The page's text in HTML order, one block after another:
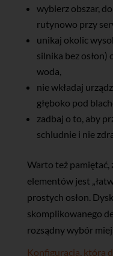
wybierz obszar,
rutynowo przy
unikaj okolic
silnika bez osłon)
woda,
nie wkładaj
głęboko pod
zadbaj o to, aby
schludnie i nie
Warto też pamiętać,
elementów jest
prostych osłon.
skomplikowanego
rozsądny wybór
Konfiguracja, która